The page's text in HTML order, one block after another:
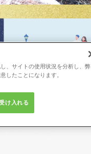
、サイトの使用状況を分析し、弊
したことになります。
け入れる